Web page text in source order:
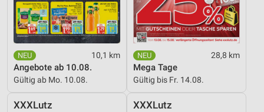
10,1 km
Angebote ab 10.08.
Gültig ab Mo. 10.08.
28,8 km
Mega Tage
Gültig bis Fr. 14.08.
XXXLutz XXXLutz